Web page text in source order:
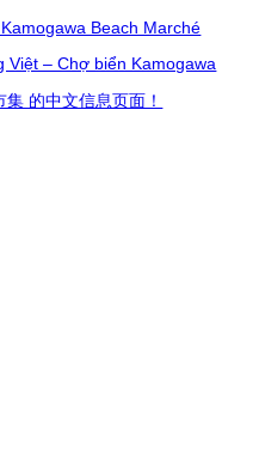
Beach Marché
Việt – Chợ biển Kamogawa
的中文信息页面！